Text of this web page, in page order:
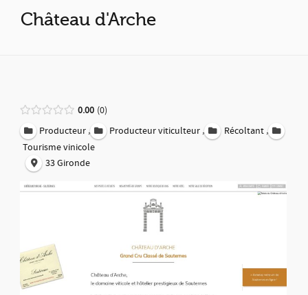
Château d'Arche
0.00 0
Producteur , Producteur viticulteur , Récoltant,
Tourisme vinicole
33 Gironde